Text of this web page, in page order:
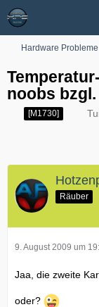
Hardware Probleme
noobs bzgl.
[M1730]
Räuber
9. August 2009 um
Jaa, die zweite
oder?